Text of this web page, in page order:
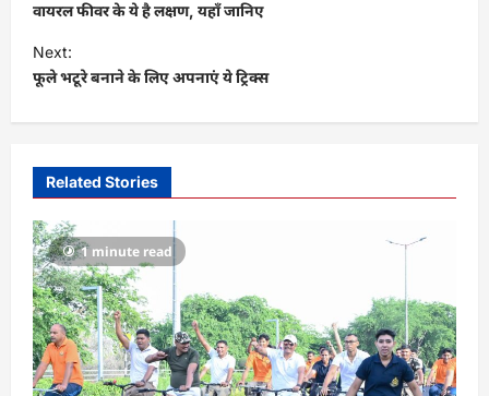
o
s
t
v
g
a
t
i
o
वायरल फीवर के ये है लक्षण, यहाँ जानिए
Next:
फूले भटूरे बनाने के लिए अपनाएं ये ट्रिक्स
Related Stories
1 minute read